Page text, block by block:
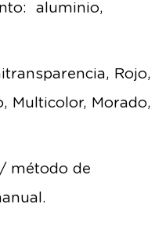
aluminio,
Rojo,
Multicolor, Morado,
método de